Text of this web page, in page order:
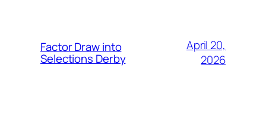
Factor Draw into
Selections Derby
April 20,
2026